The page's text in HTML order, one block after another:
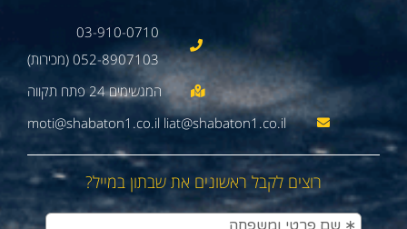
03-910-0710
052-8907103 (מכירות)
moti@shabaton1.co.il liat@shabaton1.co.il
רוצים לקבל ראשונים את שבתון במייל?